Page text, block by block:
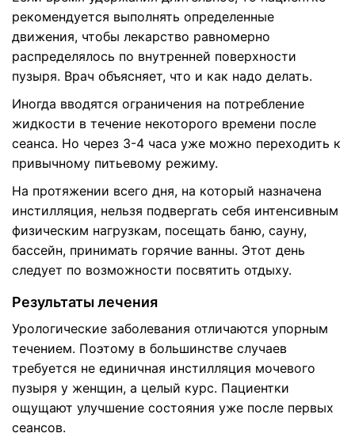
рекомендуется выполнять определенные
движения, чтобы лекарство равномерно
распределялось по внутренней поверхности
пузыря. Врач объясняет, что и как надо делать.
Иногда вводятся ограничения на потребление
жидкости в течение некоторого времени после
сеанса. Но через 3-4 часа уже можно переходить к
привычному питьевому режиму.
На протяжении всего дня, на который назначена
инстилляция, нельзя подвергать себя интенсивным
физическим нагрузкам, посещать баню, сауну,
бассейн, принимать горячие ванны. Этот день
следует по возможности посвятить отдыху.
Результаты лечения
Урологические заболевания отличаются упорным
течением. Поэтому в большинстве случаев
требуется не единичная инстилляция мочевого
пузыря у женщин, а целый курс. Пациентки
ощущают улучшение состояния уже после первых
сеансов.